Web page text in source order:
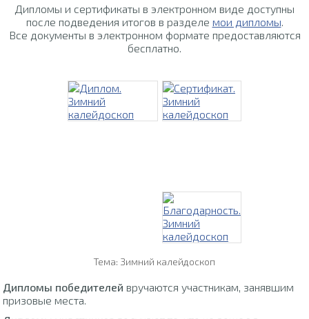
Дипломы и сертификаты в электронном виде доступны
после подведения итогов в разделе мои дипломы.
Все документы в электронном формате предоставляются
бесплатно.
Тема: Зимний калейдоскоп
Дипломы победителей вручаются участникам, занявшим
призовые места.